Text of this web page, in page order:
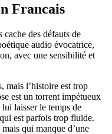
Francais
cache des défauts de
audio évocatrice,
avec une sensibilité et
mais l’histoire est trop
est un torrent impétueux
laisser le temps de
est parfois trop fluide.
qui manque d’une